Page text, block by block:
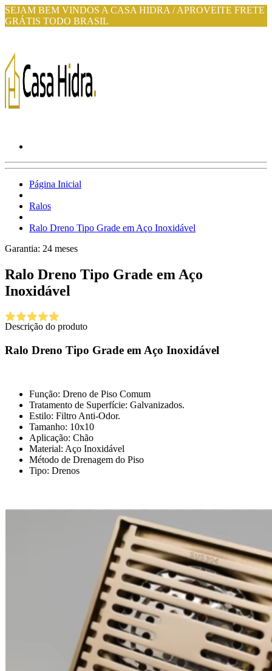
SEJAM BEM VINDOS A CASA HIDRA / APROVEITE FRETE
GRÁTIS TODO BRASIL
Página Inicial
Ralos
Ralo Dreno Tipo Grade em Aço Inoxidável
Garantia: 24 meses
Ralo Dreno Tipo Grade em Aço
Inoxidável
Descrição do produto
Ralo Dreno Tipo Grade em Aço Inoxidável
Função: Dreno de Piso Comum
Tratamento de Superfície: Galvanizados.
Estilo: Filtro Anti-Odor.
Tamanho: 10x10
Aplicação: Chão
Material: Aço Inoxidável
Método de Drenagem do Piso
Tipo: Drenos